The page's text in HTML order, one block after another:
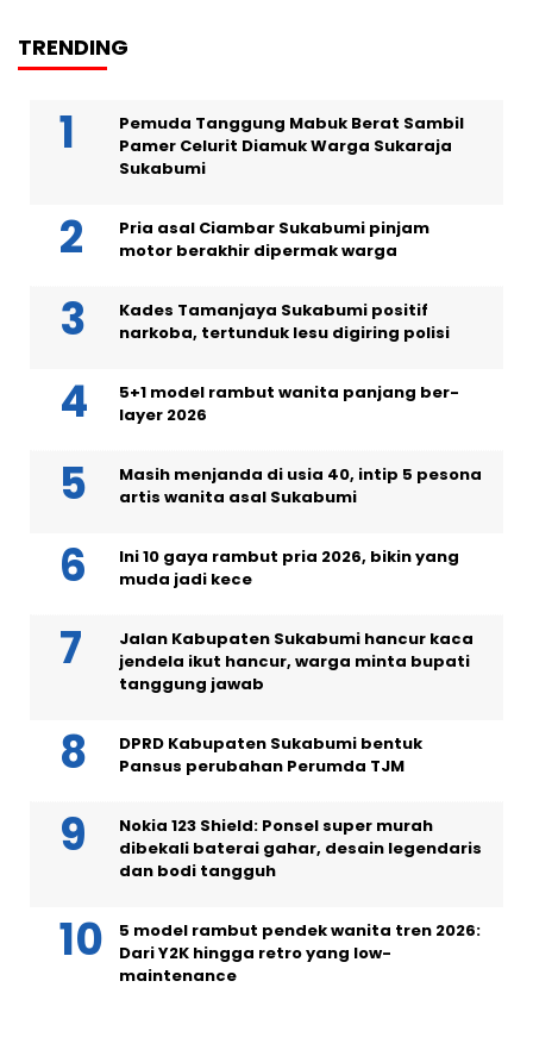
TRENDING
Pemuda Tanggung Mabuk Berat Sambil
Pamer Celurit Diamuk Warga Sukaraja
Sukabumi
Pria asal Ciambar Sukabumi pinjam
motor berakhir dipermak warga
Kades Tamanjaya Sukabumi positif
narkoba, tertunduk lesu digiring polisi
5+1 model rambut wanita panjang ber-
layer 2026
Masih menjanda di usia 40, intip 5 pesona
artis wanita asal Sukabumi
Ini 10 gaya rambut pria 2026, bikin yang
muda jadi kece
Jalan Kabupaten Sukabumi hancur kaca
jendela ikut hancur, warga minta bupati
tanggung jawab
DPRD Kabupaten Sukabumi bentuk
Pansus perubahan Perumda TJM
Nokia 123 Shield: Ponsel super murah
dibekali baterai gahar, desain legendaris
dan bodi tangguh
5 model rambut pendek wanita tren 2026:
Dari Y2K hingga retro yang low-
maintenance